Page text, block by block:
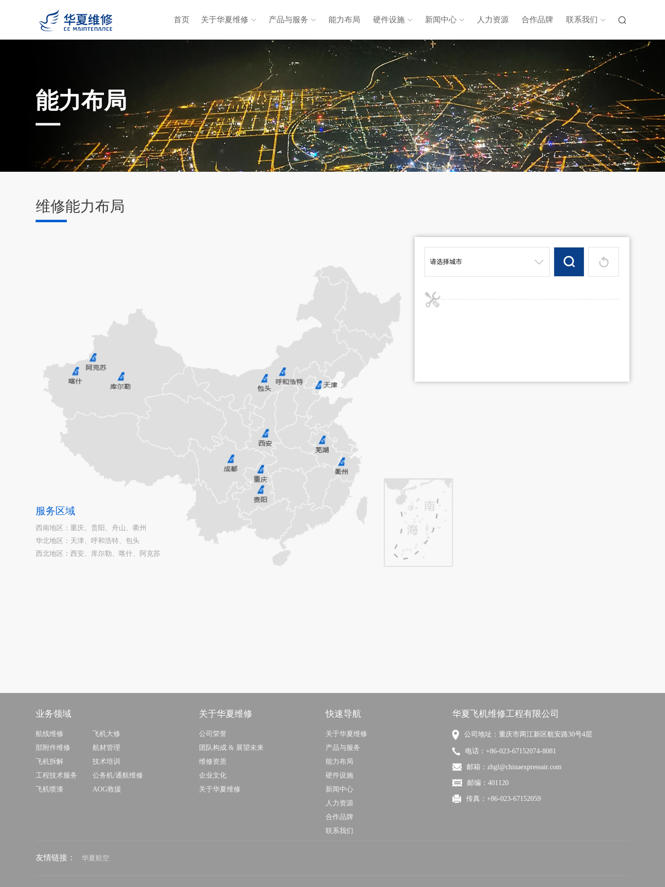
首页 关于华夏维修 产品与服务 能力布局 硬件设施 新闻中心 人力资源 合作品牌 联系我们
能力布局
维修能力布局
服务区域
西南地区：重庆、贵阳、舟山、 衢州
华北地区：天津、呼和浩特、包头
西北地区：西安、库尔勒、喀什、阿克苏
业务领域
航线维修
飞机大修
部附件维修
航材管理
飞机拆解
技术培训
工程技术服务
公务机/通航维修
飞机喷漆
AOG救援
关于华夏维修
公司荣誉
团队构成 & 展望未来
维修资质
企业文化
关于华夏维修
快速导航
关于华夏维修
产品与服务
能力布局
硬件设施
新闻中心
人力资源
合作品牌
联系我们
华夏飞机维修工程有限公司
公司地址：重庆市两江新区航安路30号4层
电话：+86-023-67152074-8081
邮箱：zhgl@chinaexpressair.com
邮编：401120
传真：+86-023-67152059
友情链接： 华夏航空